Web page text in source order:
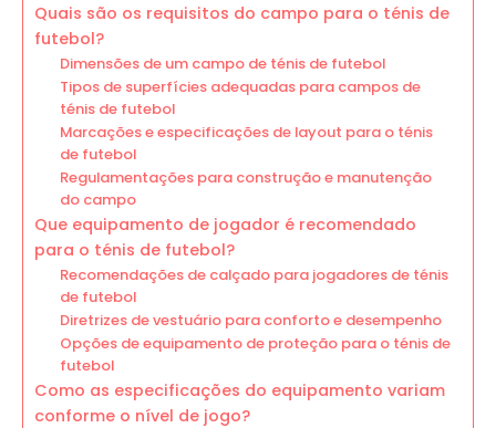
Quais são os requisitos do campo para o ténis de
futebol?
Dimensões de um campo de ténis de futebol
Tipos de superfícies adequadas para campos de
ténis de futebol
Marcações e especificações de layout para o ténis
de futebol
Regulamentações para construção e manutenção
do campo
Que equipamento de jogador é recomendado
para o ténis de futebol?
Recomendações de calçado para jogadores de ténis
de futebol
Diretrizes de vestuário para conforto e desempenho
Opções de equipamento de proteção para o ténis de
futebol
Como as especificações do equipamento variam
conforme o nível de jogo?